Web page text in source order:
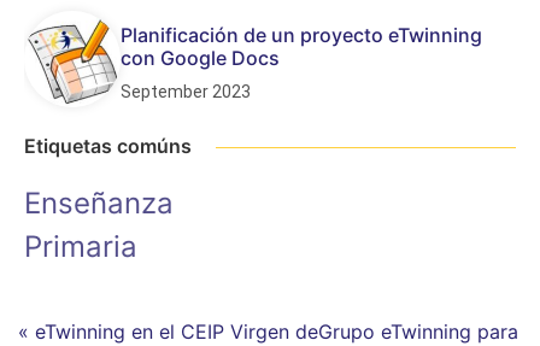
Planificación de un proyecto eTwinning
con Google Docs
September 2023
Etiquetas comúns
Enseñanza
Primaria
« eTwinning en el CEIP Virgen deGrupo eTwinning para